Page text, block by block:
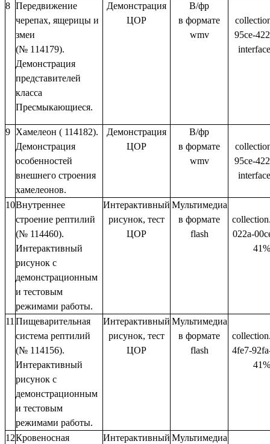
8 Передвижение
черепах, ящерицы и
змеи
(№ 114179).
Демонстрация
представителей
класса
Пресмыкающиеся.
Демонстрация
ЦОР
В/фр
в формате
wmv
95ce-
9 Хамелеон ( 114182).
Демонстрация
особенностей
внешнего строения
хамелеонов.
Демонстрация
ЦОР
В/фр
в формате
wmv
95ce-
10Внутреннее
строение рептилий
(№ 114460).
Интерактивный
рисунок с
демонстрационным
и тестовым
режимами работы.
Интерактивный
рисунок, тест
ЦОР
Мультимедиа
в формате
flash
022a-
11 Пищеварительная
система рептилий
(№ 114156).
Интерактивный
рисунок с
демонстрационным
и тестовым
режимами работы.
Интерактивный
рисунок, тест
ЦОР
Мультимедиа
в формате
flash
4fe7-
12Кровеносная
Интерактивный Мультимедиа